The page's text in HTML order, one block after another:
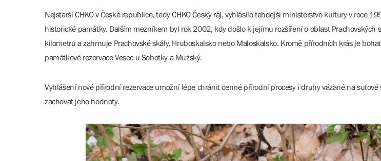
Nejstarší CHKO v České republice, tedy CHKO Český ráj, vyhlásilo tehdejší ministerstvo kultury v
historické památky. Dalším mezníkem byl rok 2002, kdy došlo k jejímu rozšíření o oblast
kilometrů a zahrnuje Prachovské skály, Hruboskalsko nebo Maloskalsko. Kromě přírodních krás je
památkové rezervace Vesec u Sobotky a Mužský.
Vyhlášení nové přírodní rezervace umožní lépe chránit cenné přírodní procesy i druhy vázané na
zachovat jeho hodnoty.